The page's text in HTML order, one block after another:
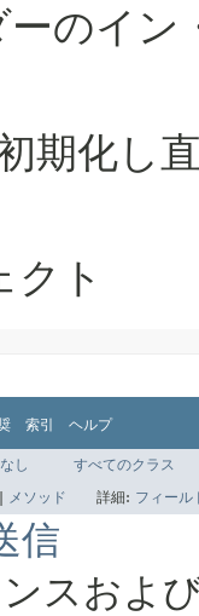
のイン
期化し
クト
索引 ヘルプ
し
すべてのクラス
メソッド 詳細: フィール
信
スおよ